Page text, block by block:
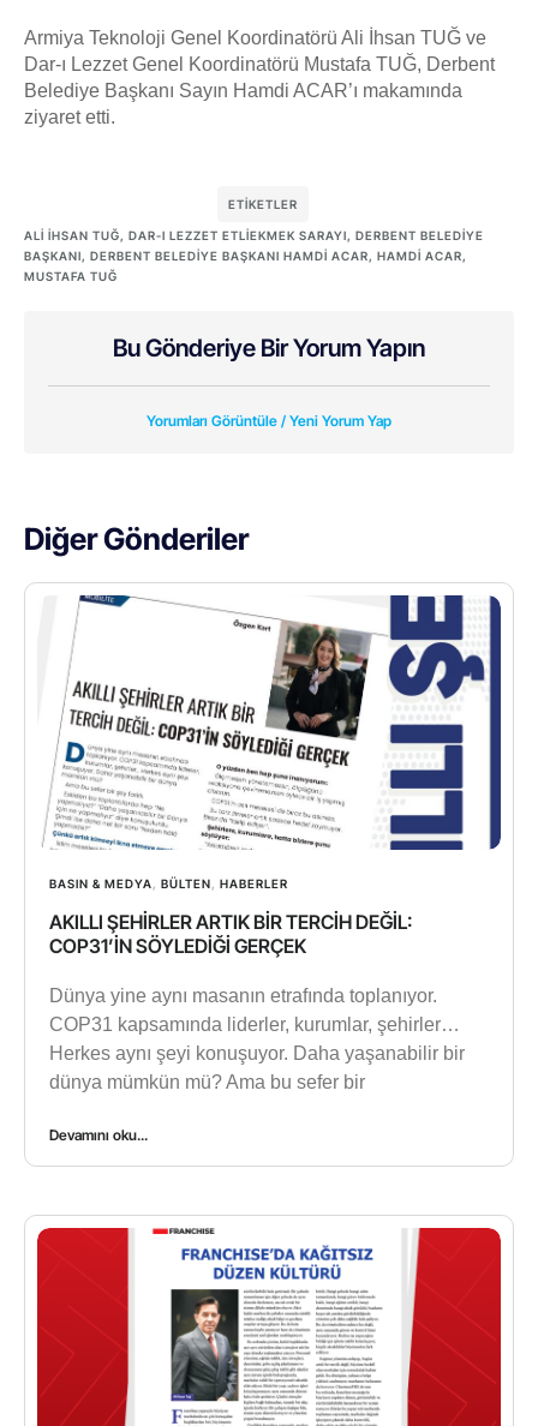
Armiya Teknoloji Genel Koordinatörü Ali İhsan TUĞ ve
Dar-ı Lezzet Genel Koordinatörü Mustafa TUĞ, Derbent
Belediye Başkanı Sayın Hamdi ACAR’ı makamında
ziyaret etti.
ETIKETLER
ALI İHSAN TUĞ, DAR-I LEZZET ETLIEKMEK SARAYI, DERBENT BELEDIYE
BAŞKANI, DERBENT BELEDIYE BAŞKANI HAMDI ACAR, HAMDI ACAR,
MUSTAFA TUĞ
Bu Gönderiye Bir Yorum Yapın
Yorumları Görüntüle / Yeni Yorum Yap
Diğer Gönderiler
BASIN & MEDYA BÜLTEN HABERLER
AKILLI ŞEHİRLER ARTIK BİR TERCİH DEĞİL:
COP31’İN SÖYLEDİĞİ GERÇEK
Dünya yine aynı masanın etrafında toplanıyor.
COP31 kapsamında liderler, kurumlar, şehirler…
Herkes aynı şeyi konuşuyor. Daha yaşanabilir bir
dünya mümkün mü? Ama bu sefer bir
Devamını oku...